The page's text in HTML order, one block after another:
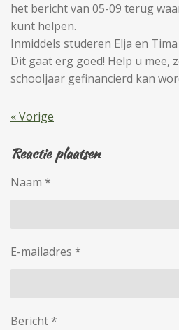
het bericht van 05-09 terug
kunt helpen.
Inmiddels studeren Elja en
Dit gaat erg goed! Help u mee,
schooljaar gefinancierd kan
«Vorige
Reactie plaatsen
Naam *
E-mailadres *
Bericht *